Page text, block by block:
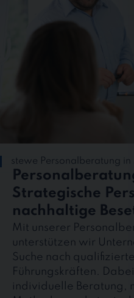
Strategische
nachhaltige
Mit unserer
unterstützen wir
Suche nach
Führungskräften.
individuelle Beratung,
stewe Personalberatung